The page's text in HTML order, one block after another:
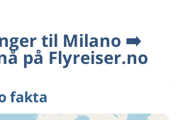
til Milano ➡️
på Flyreiser.no
fakta